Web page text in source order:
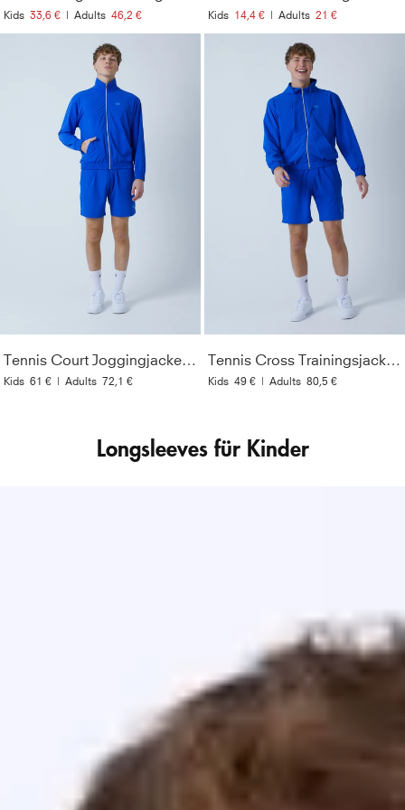
Kids 33,6 € | Adults 46,2 € Kids 14,4 € | Adults 21 €
Tennis Court Joggingjacke, kobaltblau
Kids 61 € | Adults 72,1 €
Tennis Cross Trainingsjacke, kobaltblau
Kids 49 € | Adults 80,5 €
Longsleeves für Kinder